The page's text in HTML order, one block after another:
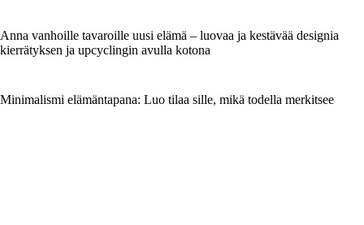
Anna vanhoille tavaroille uusi elämä – luovaa ja kestävää designia
kierrätyksen ja upcyclingin avulla kotona
Minimalismi elämäntapana: Luo tilaa sille, mikä todella merkitsee